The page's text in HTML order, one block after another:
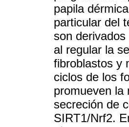
papila
particular del
son
al regular la
fibroblastos y
ciclos de los
promueven la
secreción de
SIRT1/Nrf2.